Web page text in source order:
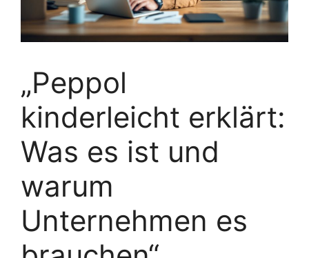
„Peppol
kinderleicht erklärt:
Was es ist und
warum
Unternehmen es